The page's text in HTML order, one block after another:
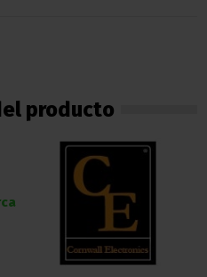
producto